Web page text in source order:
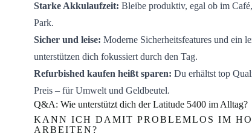
Starke Akkulaufzeit: Bleibe produktiv, egal ob im
Park.
Sicher und leise: Moderne Sicherheitsfeatures und ein
unterstützen dich fokussiert durch den Tag.
Refurbished kaufen heißt sparen: Du erhältst top
Preis – für Umwelt und Geldbeutel.
Q&A: Wie unterstützt dich der Latitude 5400 im Alltag?
KANN ICH DAMIT PROBLEMLOS IM
ARBEITEN?